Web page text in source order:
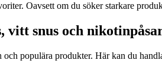
Oavsett om du söker starkare
vitt snus och
populära produkter. Här kan du